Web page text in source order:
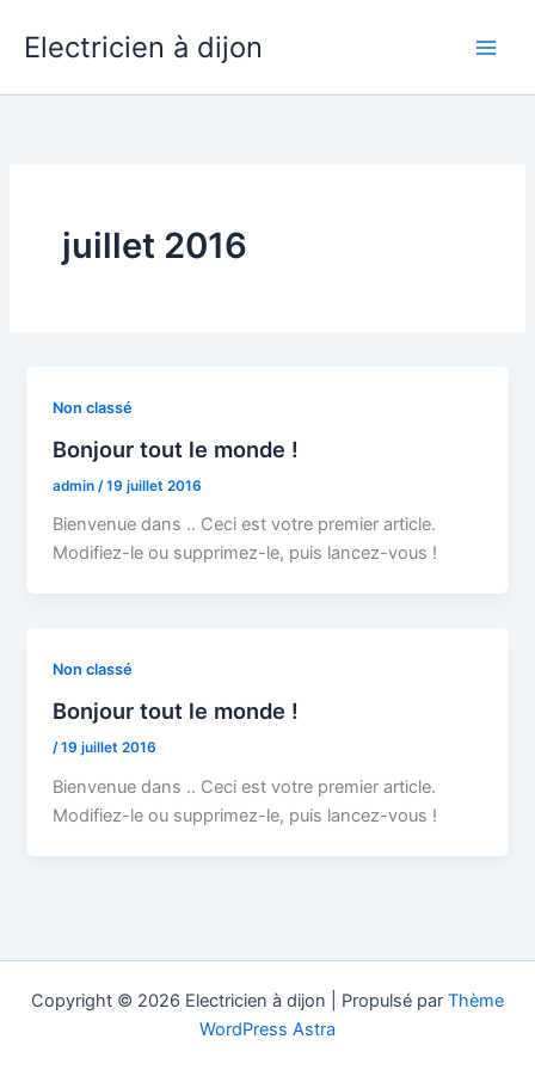
Electricien à dijon
juillet 2016
Non classé
Bonjour tout le monde !
admin /19 juillet 2016
Bienvenue dans .. Ceci est votre premier article.
Modifiez-le ou supprimez-le, puis lancez-vous !
Non classé
Bonjour tout le monde !
/19 juillet 2016
Bienvenue dans .. Ceci est votre premier article.
Modifiez-le ou supprimez-le, puis lancez-vous !
Copyright © 2026 Electricien à dijon | Propulsé par Thème
WordPress Astra